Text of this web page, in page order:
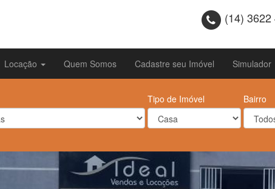
(14) 3622
Locação Quem Somos Cadastre seu Imóvel Simulador
Tipo de Imóvel Bairro